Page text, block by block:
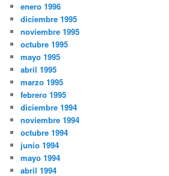
enero 1996
diciembre 1995
noviembre 1995
octubre 1995
mayo 1995
abril 1995
marzo 1995
febrero 1995
diciembre 1994
noviembre 1994
octubre 1994
junio 1994
mayo 1994
abril 1994